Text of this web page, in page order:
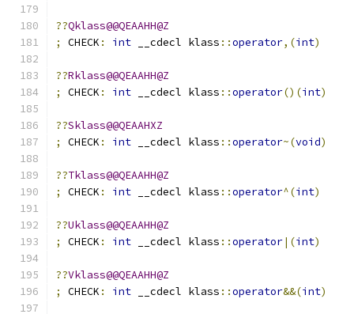
??Qklass@@QEAAHH@Z
;
CHECK : int __cdecl klass ::operator,(int)
??Rklass@@QEAAHH@Z
;
CHECK : int __cdecl klass ::operator()(int)
??Sklass@@QEAAHXZ
;
CHECK : int __cdecl klass ::operator~(void)
??Tklass@@QEAAHH@Z
;
CHECK : int __cdecl klass ::operator^(int)
??Uklass@@QEAAHH@Z
;
CHECK : int __cdecl klass ::operator|(int)
??Vklass@@QEAAHH@Z
;
CHECK : int __cdecl klass ::operator&&(int)